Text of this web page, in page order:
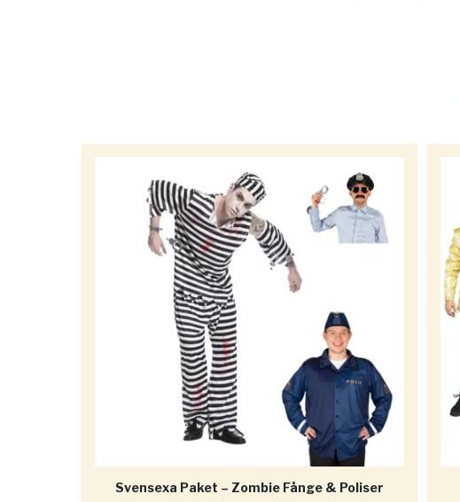
Svensexa Paket – Zombie Fånge & Poliser